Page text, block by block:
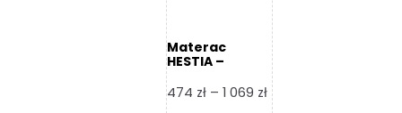
Materac
HESTIA –
474 zł – 1 069 złZakres